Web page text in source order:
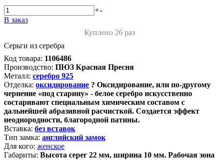
+-
В заказ
Куплено 26 раз
Серьги из серебра
Код товара: 1106486
Производство: ПЮЗ Красная Пресня
Металл: серебро 925
Отделка: оксидирование ? Оксидирование, или по-другому
чернение «под старину» - белое серебро искусственно
состаривают специальным химическим составом с
дальнейшей абразивной расчисткой. Создается эффект
неоднородности, благородной патины.
Вставка: без вставок
Тип замка: английский замок
Для кого: женское
Габариты: Высота серег 22 мм, ширина 10 мм. Рабочая зона